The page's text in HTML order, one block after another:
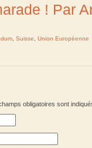
! Par
Suisse Union Européenne
obligatoires sont